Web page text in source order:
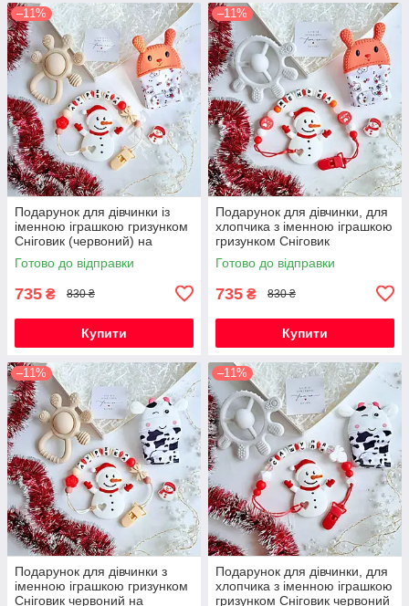
–11%
Подарунок для дівчинки із
іменною іграшкою гризунком
Сніговик (червоний) на
Новорічні свята
Готово до відправки
735 ₴ 830 ₴
Купити
–11%
Подарунок для дівчинки, для
хлопчика з іменною іграшкою
гризунком Сніговик
(червоний) на Новорічні
свята
Готово до відправки
735 ₴ 830 ₴
Купити
–11%
Подарунок для дівчинки з
іменною іграшкою гризунком
Сніговик червоний на
–11%
Подарунок для дівчинки, для
хлопчика з іменною іграшкою
гризунком Сніговик червоний